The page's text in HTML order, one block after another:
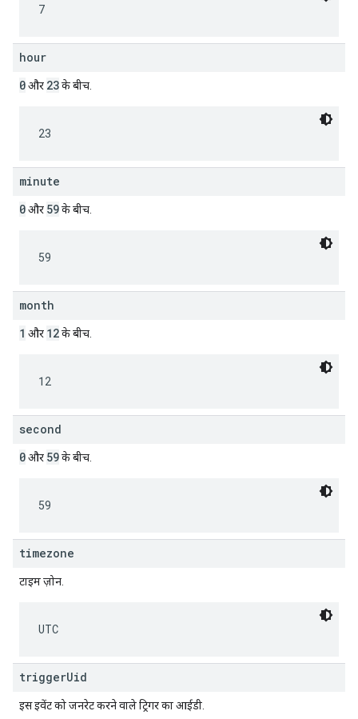
7
hour
0और 23के बीच.
23
minute
0और 59के बीच.
59
month
1 और 12के बीच.
12
second
0और 59के बीच.
59
timezone
टाइम ज़ोन.
UTC
triggerUid
इस इवेंट को जनरेट करने वाले ट्रिगर का आईडी.